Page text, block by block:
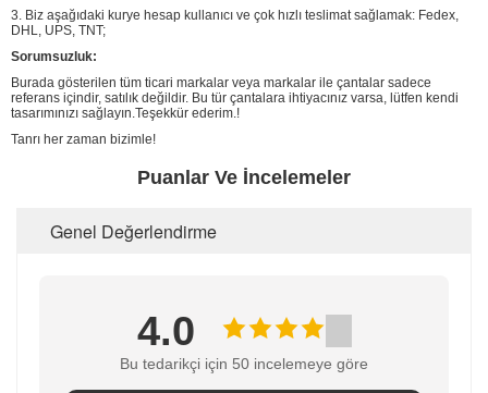
3. Biz aşağıdaki kurye hesap kullanıcı ve çok hızlı teslimat sağlamak: Fedex,
DHL, UPS, TNT;
Sorumsuzluk:
Burada gösterilen tüm ticari markalar veya markalar ile çantalar sadece
referans içindir, satılık değildir. Bu tür çantalara ihtiyacınız varsa, lütfen kendi
tasarımınızı sağlayın.Teşekkür ederim.!
Tanrı her zaman bizimle!
Puanlar Ve İncelemeler
Genel Değerlendirme
4.0
Bu tedarikçi için 50 incelemeye göre